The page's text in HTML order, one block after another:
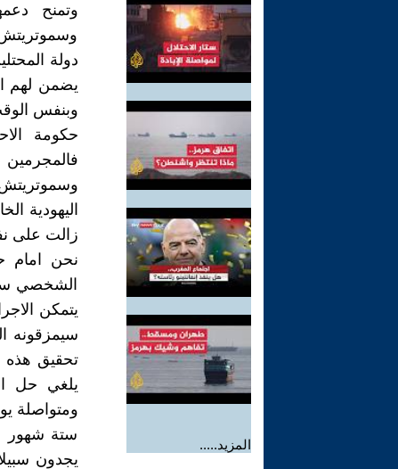
المزيد.....
وتمنح
وسموتريتش
دولة
يضمن لهم
وبنفس
حكومة
فالمجرمين
اليهودية
زالت على
نحن امام
الشخصي
يتمكن
سيمزقونه
تحقيق هذه
يلغي حل
ومتواصلة
ستة شهور
يجدون